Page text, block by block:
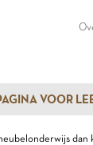
VOOR
dan